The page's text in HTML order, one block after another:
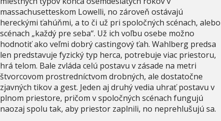
massachusetteskom Lowelli, no zároveň ostávajú
hereckými ťahúňmi, a to či už pri spoločných scénach, alebo
scénach „každý pre seba“. Už ich voľbu osebe možno
hodnotiť ako veľmi dobrý castingový ťah. Wahlberg predsa
len predstavuje fyzický typ herca, potrebuje viac priestoru,
hrá telom. Bale zvláda celú postavu v zásade na metri
štvorcovom prostredníctvom drobných, ale dostatočne
zjavných tikov a gest. Jeden aj druhý vedia uhrať postavu v
plnom priestore, pričom v spoločných scénach fungujú
naozaj spolu tak, aby priestor zaplnili, no neprehlušujú sa.